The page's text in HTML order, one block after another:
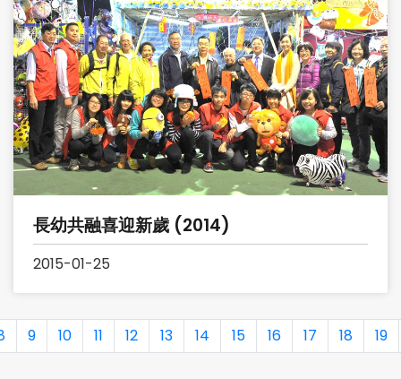
長幼共融喜迎新歲 (2014)
2015-01-25
9 10 11 12 13 14 15 16 17 18 19